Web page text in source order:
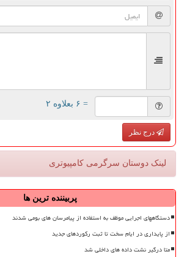
= ۶ بعلاوه ۲
درج نظر
لینک دوستان سرگرمی كامپیوتری
پربیننده ترین ها
دستگاههای اجرایی موظف به استفاده از پیامرسان های بومی شدند
از پایداری در ایام سخت تا ثبت رکوردهای جدید
متا درگیر نشت داده های داخلی شد